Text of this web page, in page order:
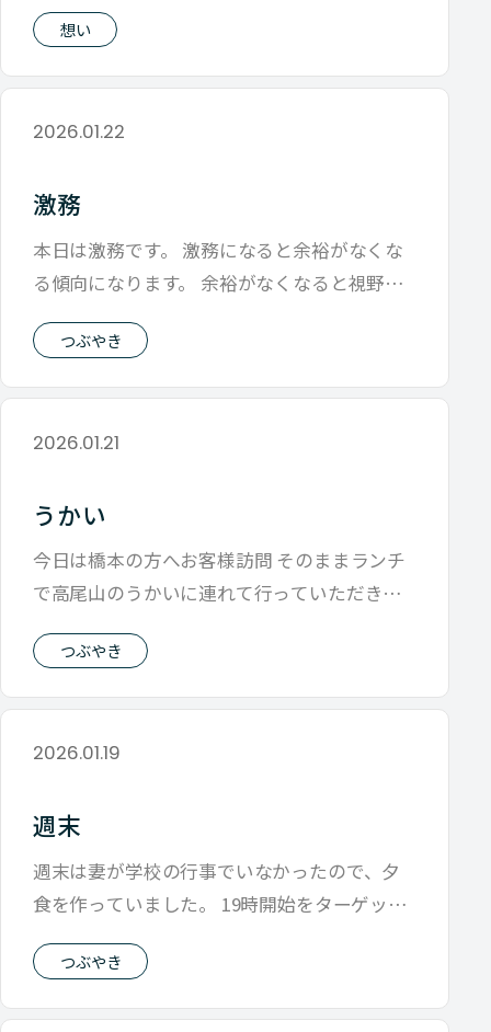
想い
2026.01.22
激務
本日は激務です。 激務になると余裕がなくな
る傾向になります。 余裕がなくなると視野が
つぶやき
2026.01.21
うかい
今日は橋本の方へお客様訪問 そのままランチ
で高尾山のうかいに連れて行っていただきま
つぶやき
2026.01.19
週末
週末は妻が学校の行事でいなかったので、夕
食を作っていました。 19時開始をターゲット
つぶやき